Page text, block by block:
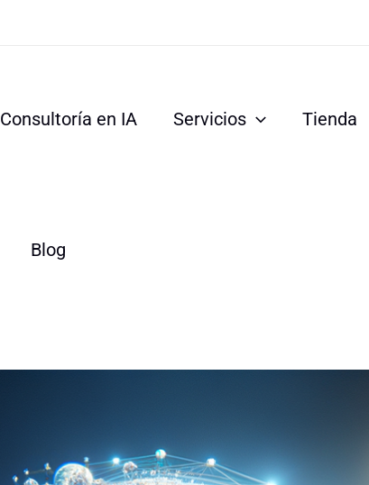
Consultoría en IA Servicios Tienda
Blog